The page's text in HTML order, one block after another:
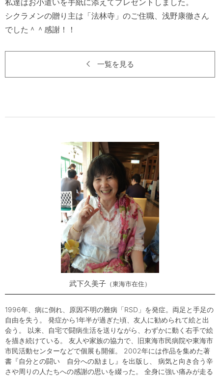
私達はお小遣いを手紙に添えてプレゼントしました。
シクラメンの贈り主は「法林寺」のご住職、浅野康徹さん
一覧を見る
武下久美子 東海市在住
1996年、病に倒れ、原因不明の難病「RSD」を発症。両足と手足の
自由を失う。 発症から1年半が過ぎた頃、友人に勧められて絵と出
会う。 以来、自宅で闘病生活を送りながら、わずかに動く右手で絵
を描き続けている。 友人や家族の協力で、旧東海市民病院や東海市
市民活動センターなどで個展も開催。 2002年には作品を集めた著
書『自分との闘い 自分への励まし』を出版し、 病気と向き合う辛
さや周りの人たちへの感謝の思いを綴った。 全身に強い痛みが走る